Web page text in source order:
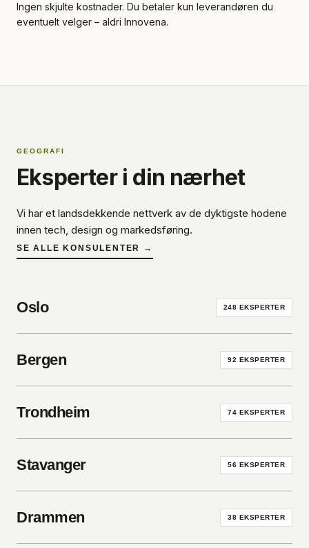
Ingen skjulte kostnader. Du betaler kun leverandøren du
eventuelt velger – aldri Innovena.
GEOGRAFI
Eksperter i din nærhet
Vi har et landsdekkende nettverk av de dyktigste hodene
innen tech, design og markedsføring.
SE ALLE KONSULENTER →
Oslo 248 EKSPERTER
Bergen 92 EKSPERTER
Trondheim 74 EKSPERTER
Stavanger 56 EKSPERTER
Drammen 38 EKSPERTER